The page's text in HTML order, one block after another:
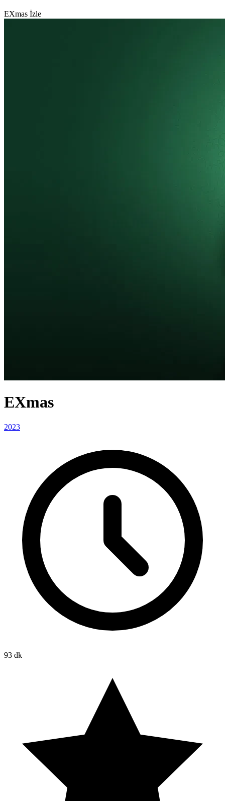
EXmas İzle
EXmas
2023
93 dk